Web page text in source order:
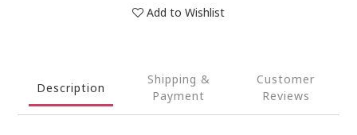
Add to Wishlist
Description
Shipping &
Payment
Customer
Reviews